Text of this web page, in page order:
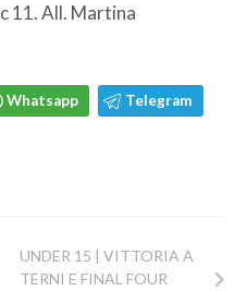
11. All. Martina
Whatsapp Telegram
UNDER 15 | VITTORIA A
TERNI E FINAL FOUR